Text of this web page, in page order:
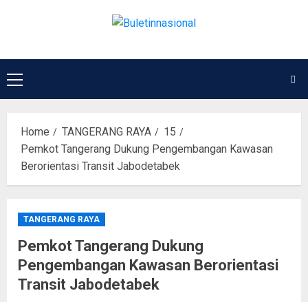
Home TANGERANG RAYA
15
Pemkot Tangerang Dukung Pengembangan Kawasan
Berorientasi Transit Jabodetabek
TANGERANG RAYA
Pemkot Tangerang Dukung
Pengembangan Kawasan Berorientasi
Transit Jabodetabek